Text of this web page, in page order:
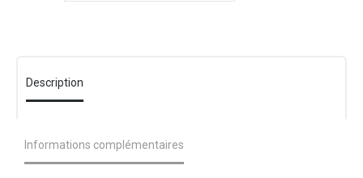
Description
Informations complémentaires